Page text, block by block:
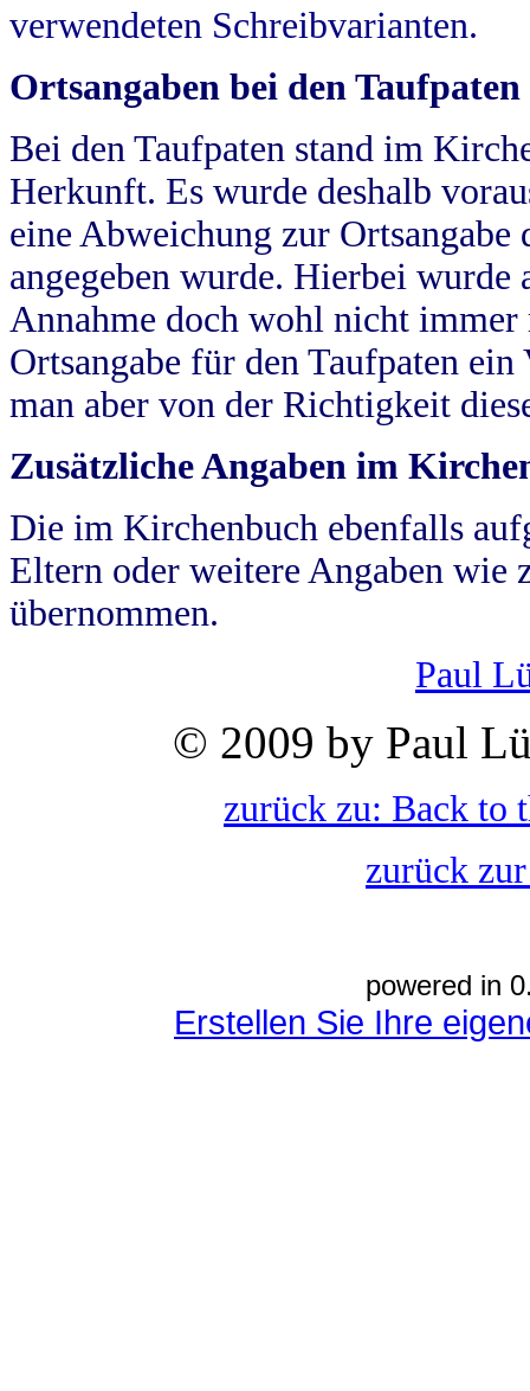
verwendeten Schreibvarianten.
Ortsangaben bei den Taufpaten
Bei den Taufpaten stand im
Herkunft. Es wurde deshalb
eine Abweichung zur
angegeben wurde. Hierbei wurde
Annahme doch wohl nicht
Ortsangabe für den Taufpaten
man aber von der Richtigkeit
Zusätzliche Angaben im
Die im Kirchenbuch ebenfalls
Eltern oder weitere Angaben wie
übernommen.
Paul
© 2009 by Paul
zurück zu: Back to
zurück
powered in
Erstellen Sie Ihre